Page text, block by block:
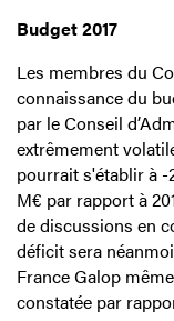
Budget 2017
Les membres du
connaissance du
par le Conseil
extrêmement
pourrait s'établir à -
M€ par rapport à
de discussions en
déficit sera
France Galop
constatée par